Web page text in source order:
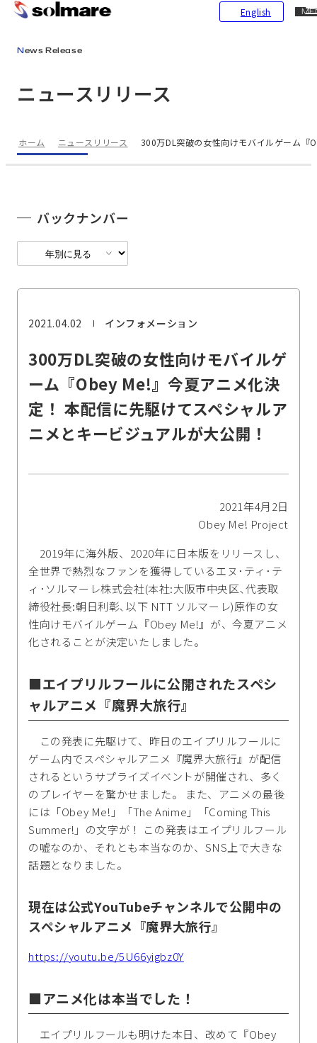
English
ニュースリリース
News Release
ホーム ニュースリリース 300万DL突破の女性向けモバイルゲーム『
2021.04.02 インフォメーション
300万DL突破の女性向けモバイルゲ
ーム『Obey Me!』今夏アニメ化決
定！ 本配信に先駆けてスペシャルア
ニメとキービジュアルが大公開！
2021年4月2日
Obey Me! Project
2019年に海外版、2020年に日本版をリリースし、
全世界で熱烈なファンを獲得しているエヌ･ティ･テ
ィ･ソルマーレ株式会社(本社:大阪市中央区､代表取
締役社長:朝日利彰､以下 NTT ソルマーレ)原作の女
性向けモバイルゲーム『Obey Me!』が、今夏アニメ
化されることが決定いたしました。
■エイプリルフールに公開されたスペシ
ャルアニメ『魔界大旅行』
この発表に先駆けて、昨日のエイプリルフールに
ゲーム内でスペシャルアニメ『魔界大旅行』が配信
されるというサプライズイベントが開催され、多く
のプレイヤーを驚かせました。 また、アニメの最後
には「Obey Me!」「The Anime」「Coming This
Summer!」の文字が！ この発表はエイプリルフール
の嘘なのか、それとも本当なのか、SNS上で大きな
話題となりました。
現在は公式YouTubeチャンネルで公開中の
スペシャルアニメ『魔界大旅行』
https://youtu.be/5U66yigbz0Y
■アニメ化は本当でした！
エイプリルフールも明けた本日、改めて『Obey
バックナンバー